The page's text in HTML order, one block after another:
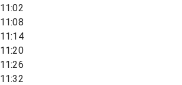
11:02
11:08
11:14
11:20
11:26
11:32